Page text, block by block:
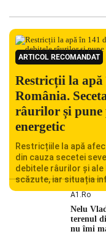
ARTICOL RECOMANDAT
Restricții la
România.
râurilor și pune
energetic
Restricțiile la apă
din cauza secetei
debitele râurilor și ale
scăzute, iar situația
Centralei Nucleare
hidrologic din ultimii
A1.ro
Nelu
terenul
nu îmi